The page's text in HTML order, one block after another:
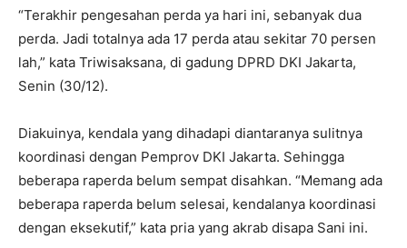
“Terakhir pengesahan perda ya hari ini, sebanyak dua
perda. Jadi totalnya ada 17 perda atau sekitar 70 persen
lah,” kata Triwisaksana, di gadung DPRD DKI Jakarta,
Senin (30/12).
Diakuinya, kendala yang dihadapi diantaranya sulitnya
koordinasi dengan Pemprov DKI Jakarta. Sehingga
beberapa raperda belum sempat disahkan. “Memang ada
beberapa raperda belum selesai, kendalanya koordinasi
dengan eksekutif,” kata pria yang akrab disapa Sani ini.